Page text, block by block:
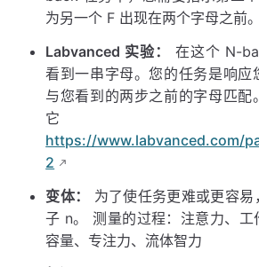
为另一个 F 出现在两个字母之前。
Labvanced 实验：
在这个 N-
看到一串字母。您的任务是响应
与您看到的两步之前的字母匹配
它
https://www.labvanced.com/
2
变体：
为了使任务更难或更容
子 n。 测量的过程：注意力、工
容量、专注力、流体智力